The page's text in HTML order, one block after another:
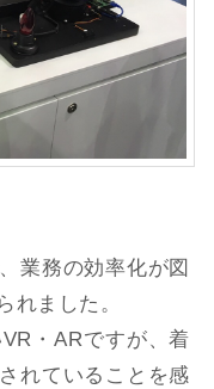
業務の効率化が図
れました。
・ARですが、着
れていることを感